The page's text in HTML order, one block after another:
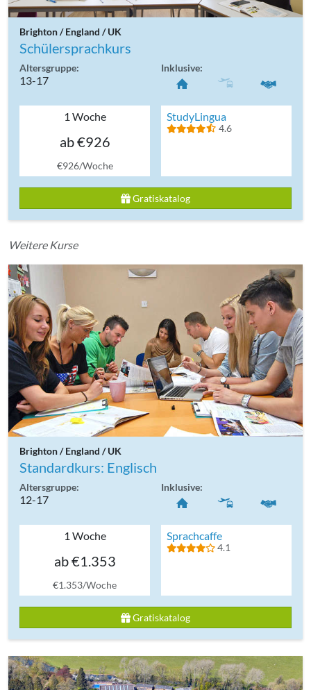
Brighton / England / UK
Schülersprachkurs
Altersgruppe:
13-17
Inklusive:
1 Woche
ab €926
€926/Woche
StudyLingua
4.6
Gratiskatalog
Weitere Kurse
Brighton / England / UK
Standardkurs: Englisch
Altersgruppe:
12-17
Inklusive:
1 Woche
ab €1.353
€1.353/Woche
Sprachcaffe
4.1
Gratiskatalog